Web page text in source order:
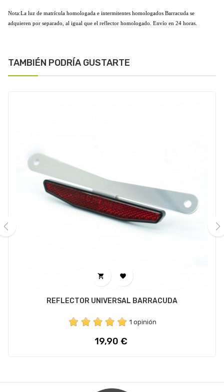
Nota:La luz de matrícula homologada e intermitentes homologados Barracuda se
adquieren por separado, al igual que el reflector homologado. Envío en 24 horas.
TAMBIÉN PODRÍA GUSTARTE
 
REFLECTOR UNIVERSAL BARRACUDA
1 opinión
Precio
19,90 €